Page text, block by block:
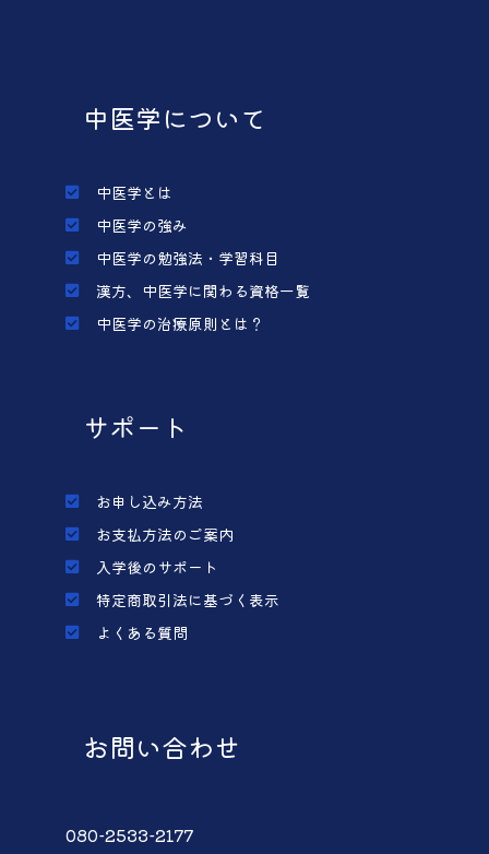
中医学について
中医学とは
中医学の強み
中医学の勉強法・学習科目
漢方、中医学に関わる資格一覧
中医学の治療原則とは？
サポート
お申し込み方法
お支払方法のご案内
入学後のサポート
特定商取引法に基づく表示
よくある質問
お問い合わせ
080-2533-2177